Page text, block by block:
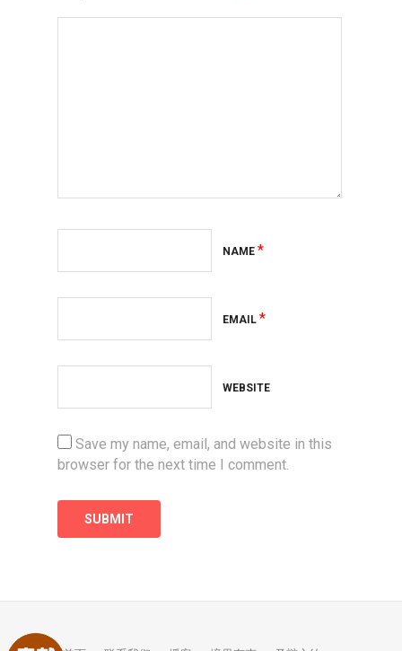
NAME *
EMAIL *
WEBSITE
Save my name, email, and website in this
browser for the next time I comment.